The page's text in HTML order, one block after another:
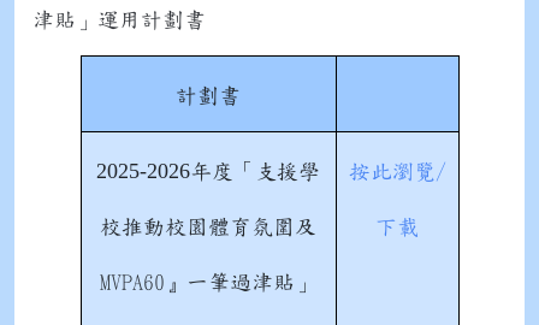
津貼」運用計劃書
計劃書
2025-2026年度 「支援學
校推動校園體育氛圍及
MVPA60』一筆過津貼」
按此瀏覽/
下載